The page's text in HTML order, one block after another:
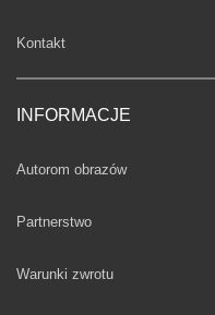
Kontakt
INFORMACJE
Autorom obrazów
Partnerstwo
Warunki zwrotu